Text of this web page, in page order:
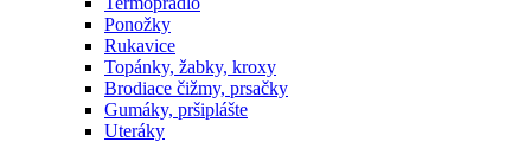
Ponožky
Rukavice
Topánky, žabky, kroxy
Brodiace čižmy, prsačky
Gumáky, pršiplášte
Uteráky